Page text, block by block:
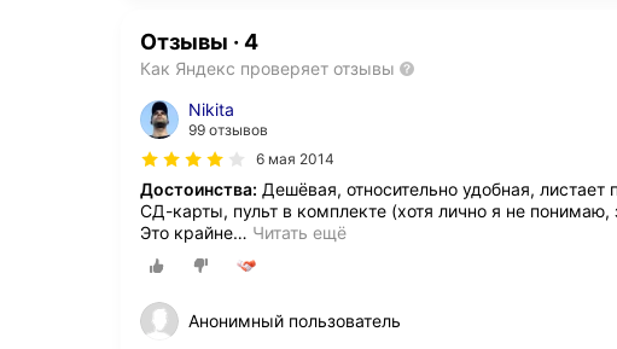
Отзывы · 4
Как Яндекс проверяет отзывы
Nikita
99 отзывов
6 мая 2014
Достоинства: Дешёвая, относительно удобная,
СД-карты, пульт в комплекте (хотя лично я не
Это крайне… Читать ещё
Анонимный пользователь